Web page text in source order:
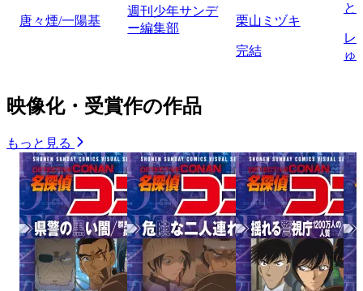
唐々煙/一陽基
週刊少年サンデ
ー編集部
栗山ミヅキ
完結
と
レ
ゅ
映像化・受賞作の作品
もっと見る